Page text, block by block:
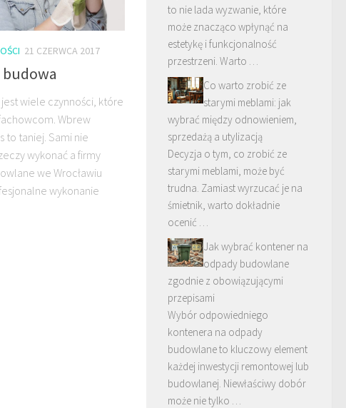
21 CZERWCA 2017
wiele czynności, które
Wbrew
to taniej. Sami nie
wykonać a firmy
we Wrocławiu
wykonanie
to nie lada wyzwanie, które
może znacząco wpłynąć na
estetykę i funkcjonalność
przestrzeni. Warto …
Co warto zrobić ze
starymi meblami: jak
wybrać między odnowieniem,
sprzedażą a utylizacją
Decyzja o tym, co zrobić ze
starymi meblami, może być
trudna. Zamiast wyrzucać je na
śmietnik, warto dokładnie
ocenić …
Jak wybrać kontener na
odpady budowlane
zgodnie z obowiązującymi
przepisami
Wybór odpowiedniego
kontenera na odpady
budowlane to kluczowy element
każdej inwestycji remontowej lub
budowlanej. Niewłaściwy dobór
może nie tylko …